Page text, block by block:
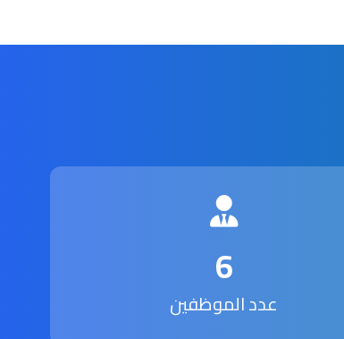
6
عدد الموظفين